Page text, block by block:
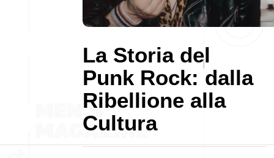
La Storia del
Punk Rock: dalla
Ribellione alla
Cultura